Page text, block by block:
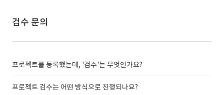
검수 문의
프로젝트를 등록했는데, '검수'는 무엇인가요?
프로젝트 검수는 어떤 방식으로 진행되나요?